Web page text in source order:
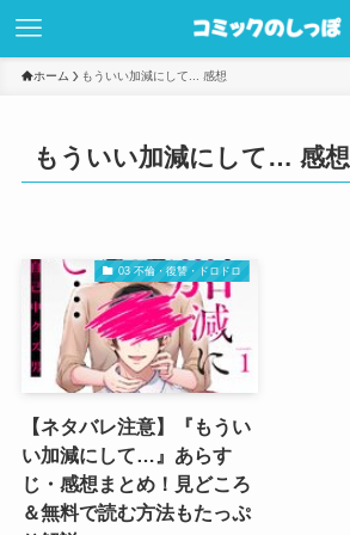
ホーム もういい加減にして... 感想
もういい加減にして… 感想
03 不倫・復讐・ドロドロ
【ネタバレ注意】『もうい
い加減にして…』あらす
じ・感想まとめ！見どころ
＆無料で読む方法もたっぷ